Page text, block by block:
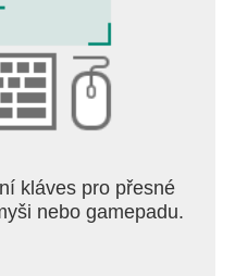
kláves pro přesné
nebo gamepadu.